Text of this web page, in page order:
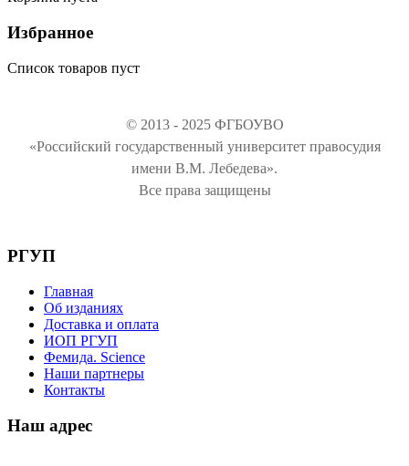
Избранное
Список товаров пуст
© 2013 - 2025 ФГБОУВО
«Российский государственный университет правосудия
имени В.М. Лебедева».
Все права защищены
РГУП
Главная
Об изданиях
Доставка и оплата
ИОП РГУП
Фемида. Science
Наши партнеры
Контакты
Наш адрес